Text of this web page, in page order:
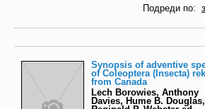
Подреди по:
Synopsis of adventive
of Coleoptera (Insecta)
from Canada
Lech Borowies, Anthony
Davies, Hume B. Douglas,